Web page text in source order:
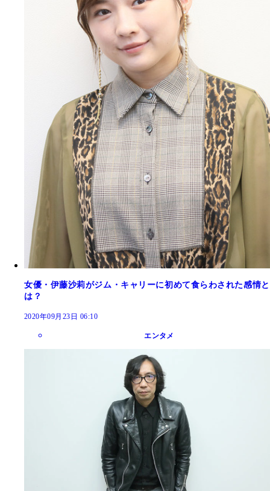
女優・伊藤沙莉がジム・キャリーに初めて食らわされた感情と
は？
2020年09月23日 06:10
エンタメ